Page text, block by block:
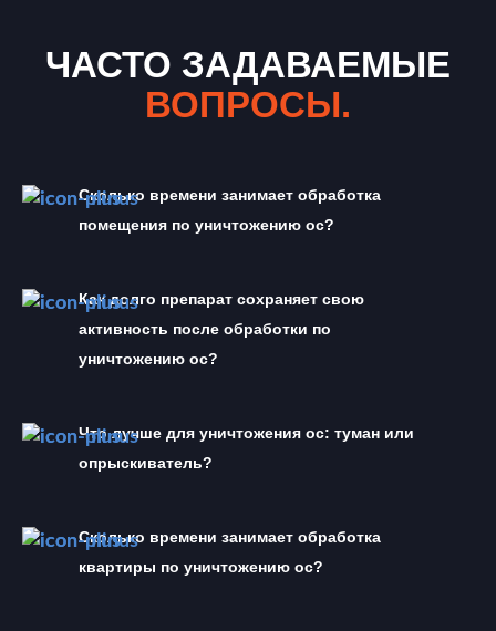
ЧАСТО ЗАДАВАЕМЫЕ
ВОПРОСЫ.
Сколько времени занимает обработка
помещения по уничтожению ос?
Как долго препарат сохраняет свою
активность после обработки по
уничтожению ос?
Что лучше для уничтожения ос: туман или
опрыскиватель?
Сколько времени занимает обработка
квартиры по уничтожению ос?